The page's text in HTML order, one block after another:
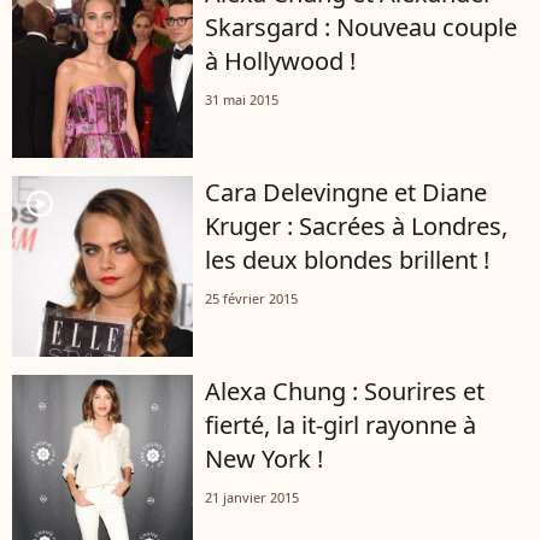
Skarsgard : Nouveau couple
à Hollywood !
31 mai 2015
player2
Cara Delevingne et Diane
Kruger : Sacrées à Londres,
les deux blondes brillent !
25 février 2015
Alexa Chung : Sourires et
fierté, la it-girl rayonne à
New York !
21 janvier 2015